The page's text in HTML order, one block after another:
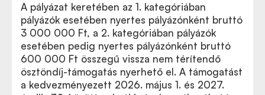
A pályázat keretében az 1. kategóriában
pályázók esetében nyertes pályázónként bruttó
3 000 000 Ft, a 2. kategóriában pályázók
esetében pedig nyertes pályázónként bruttó
600 000 Ft összegű vissza nem térítendő
ösztöndíj-támogatás nyerhető el. A támogatást
a kedvezményezett 2026. május 1. és 2027.